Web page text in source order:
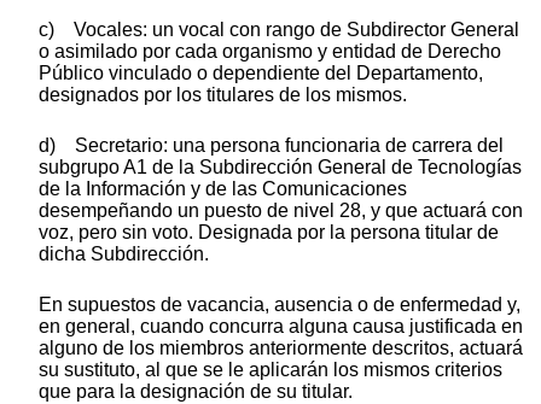
c) Vocales: un vocal con rango de Subdirector General
o asimilado por cada organismo y entidad de Derecho
Público vinculado o dependiente del Departamento,
designados por los titulares de los mismos.
d) Secretario: una persona funcionaria de carrera del
subgrupo A1 de la Subdirección General de Tecnologías
de la Información y de las Comunicaciones
desempeñando un puesto de nivel 28, y que actuará con
voz, pero sin voto. Designada por la persona titular de
dicha Subdirección.
En supuestos de vacancia, ausencia o de enfermedad y,
en general, cuando concurra alguna causa justificada en
alguno de los miembros anteriormente descritos, actuará
su sustituto, al que se le aplicarán los mismos criterios
que para la designación de su titular.